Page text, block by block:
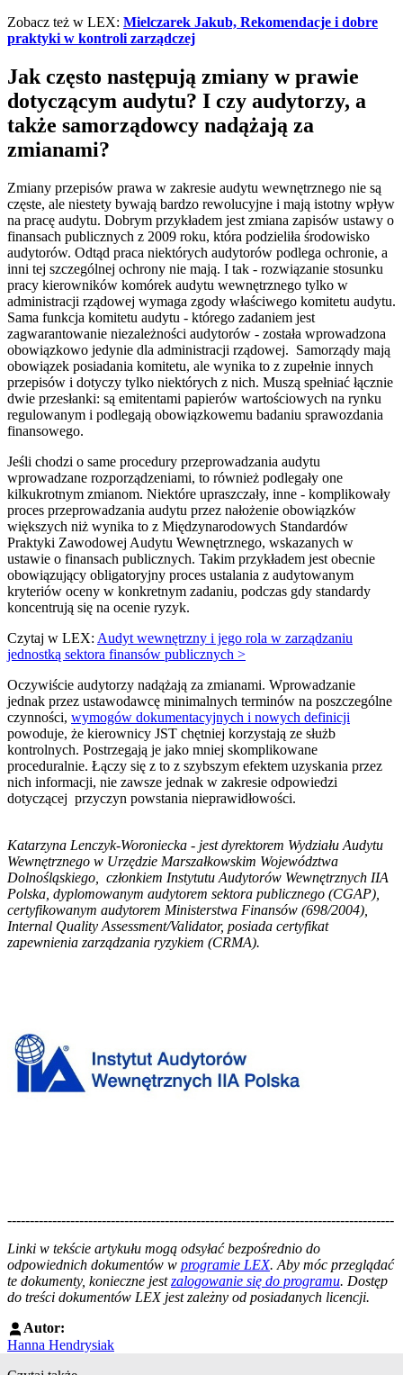
Zobacz też w LEX: Mielczarek Jakub, Rekomendacje i dobre
praktyki w kontroli zarządczej
Jak często następują zmiany w prawie
dotyczącym audytu? I czy audytorzy, a
także samorządowcy nadążają za
zmianami?
Zmiany przepisów prawa w zakresie audytu wewnętrznego nie są
częste, ale niestety bywają bardzo rewolucyjne i mają istotny wpływ
na pracę audytu. Dobrym przykładem jest zmiana zapisów ustawy o
finansach publicznych z 2009 roku, która podzieliła środowisko
audytorów. Odtąd praca niektórych audytorów podlega ochronie, a
inni tej szczególnej ochrony nie mają. I tak - rozwiązanie stosunku
pracy kierowników komórek audytu wewnętrznego tylko w
administracji rządowej wymaga zgody właściwego komitetu audytu.
Sama funkcja komitetu audytu - którego zadaniem jest
zagwarantowanie niezależności audytorów - została wprowadzona
obowiązkowo jedynie dla administracji rządowej. Samorządy mają
obowiązek posiadania komitetu, ale wynika to z zupełnie innych
przepisów i dotyczy tylko niektórych z nich. Muszą spełniać łącznie
dwie przesłanki: są emitentami papierów wartościowych na rynku
regulowanym i podlegają obowiązkowemu badaniu sprawozdania
finansowego.
Jeśli chodzi o same procedury przeprowadzania audytu
wprowadzane rozporządzeniami, to również podlegały one
kilkukrotnym zmianom. Niektóre upraszczały, inne - komplikowały
proces przeprowadzania audytu przez nałożenie obowiązków
większych niż wynika to z Międzynarodowych Standardów
Praktyki Zawodowej Audytu Wewnętrznego, wskazanych w
ustawie o finansach publicznych. Takim przykładem jest obecnie
obowiązujący obligatoryjny proces ustalania z audytowanym
kryteriów oceny w konkretnym zadaniu, podczas gdy standardy
koncentrują się na ocenie ryzyk.
Czytaj w LEX: Audyt wewnętrzny i jego rola w zarządzaniu
jednostką sektora finansów publicznych >
Oczywiście audytorzy nadążają za zmianami. Wprowadzanie
jednak przez ustawodawcę minimalnych terminów na poszczególne
czynności, wymogów dokumentacyjnych i nowych definicji
powoduje, że kierownicy JST chętniej korzystają ze służb
kontrolnych. Postrzegają je jako mniej skomplikowane
proceduralnie. Łączy się z to z szybszym efektem uzyskania przez
nich informacji, nie zawsze jednak w zakresie odpowiedzi
dotyczącej przyczyn powstania nieprawidłowości.
Katarzyna Lenczyk-Woroniecka - jest dyrektorem Wydziału Audytu
Wewnętrznego w Urzędzie Marszałkowskim Województwa
Dolnośląskiego,
członkiem Instytutu Audytorów Wewnętrznych IIA
Polska, dyplomowanym audytorem sektora publicznego (CGAP),
certyfikowanym audytorem Ministerstwa Finansów (698/2004),
Internal Quality Assessment/Validator, posiada certyfikat
zapewnienia zarządzania ryzykiem (CRMA).
--------------------------------------------------------------------------------------
Linki w tekście artykułu mogą odsyłać bezpośrednio do
odpowiednich dokumentów w programie LEX. Aby móc przeglądać
te dokumenty, konieczne jestzalogowanie się do programu. Dostęp
do treści dokumentów LEX jest zależny od posiadanych licencji.
Autor:
Hanna Hendrysiak